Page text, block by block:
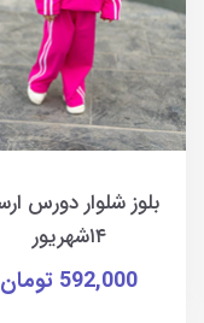
بلوز شلوار دورس
۱۴شهریور
592,000 تومان